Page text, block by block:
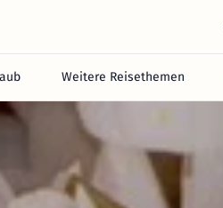
Weitere Reisethemen